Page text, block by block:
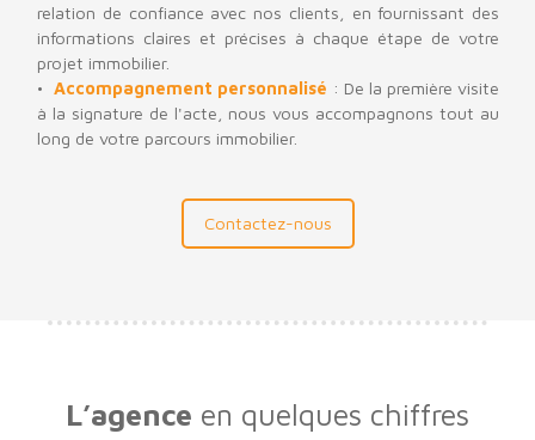
relation de confiance avec nos clients, en fournissant des
informations claires et précises à chaque étape de votre
projet immobilier.
Accompagnement personnalisé : De la première visite
à la signature de l'acte, nous vous accompagnons tout au
long de votre parcours immobilier.
Contactez-nous
L’agence en quelques chiffres